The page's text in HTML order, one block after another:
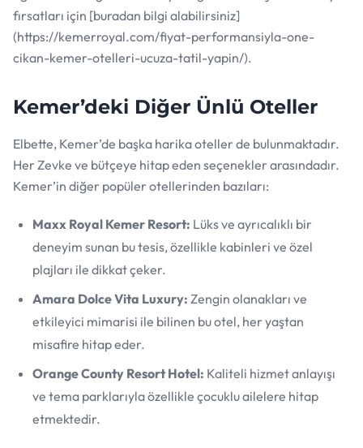
fırsatları için [buradan bilgi alabilirsiniz]
(https://kemerroyal.com/fiyat-performansiyla-one-
cikan-kemer-otelleri-ucuza-tatil-yapin/).
Kemer’deki Diğer Ünlü Oteller
Elbette, Kemer’de başka harika oteller de bulunmaktadır.
Her Zevke ve bütçeye hitap eden seçenekler arasındadır.
Kemer’in diğer popüler otellerinden bazıları:
Maxx Royal Kemer Resort: Lüks ve ayrıcalıklı bir
deneyim sunan bu tesis, özellikle kabinleri ve özel
plajları ile dikkat çeker.
Amara Dolce Vita Luxury: Zengin olanakları ve
etkileyici mimarisi ile bilinen bu otel, her yaştan
misafire hitap eder.
Orange County Resort Hotel: Kaliteli hizmet anlayışı
ve tema parklarıyla özellikle çocuklu ailelere hitap
etmektedir.